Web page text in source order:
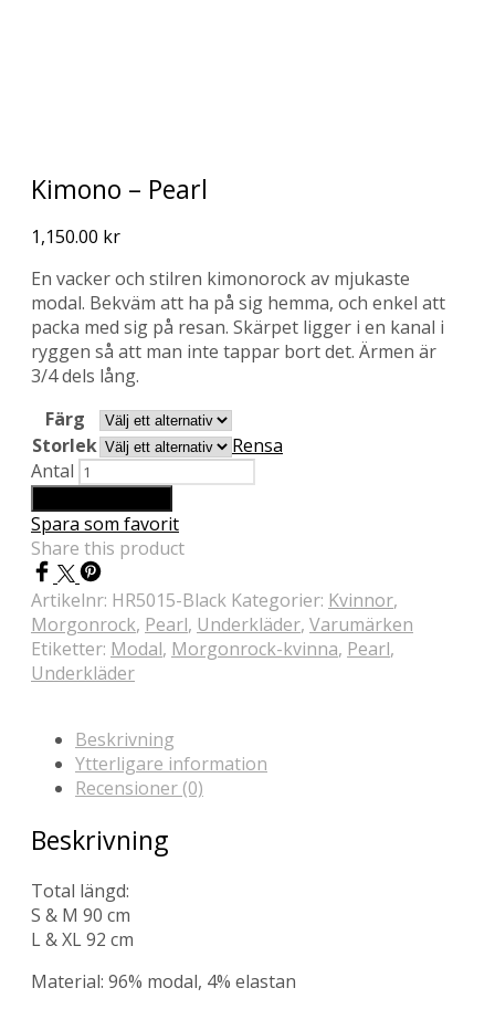
Kimono – Pearl
1,150.00 kr
En vacker och stilren kimonorock av mjukaste
modal. Bekväm att ha på sig hemma, och enkel att
packa med sig på resan. Skärpet ligger i en kanal i
ryggen så att man inte tappar bort det. Ärmen är
3/4 dels lång.
Färg
Storlek
Rensa
Antal
Spara som favorit
Share this product
Artikelnr: HR5015-Black Kategorier: Kvinnor,
Morgonrock, Pearl, Underkläder, Varumärken
Etiketter: Modal, Morgonrock-kvinna, Pearl,
Underkläder
Beskrivning
Ytterligare information
Recensioner (0)
Beskrivning
Total längd:
S & M 90 cm
L & XL 92 cm
Material: 96% modal, 4% elastan